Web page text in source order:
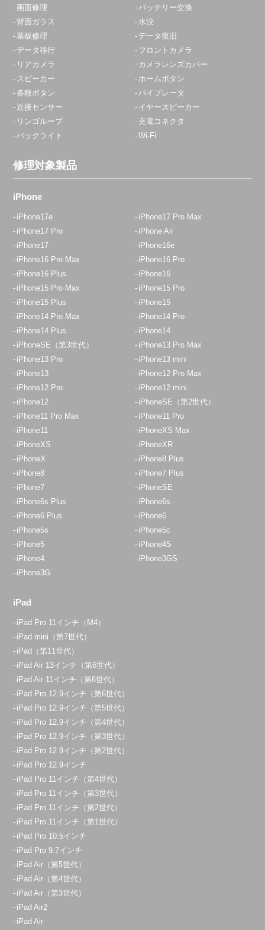
画面修理
バッテリー交換
背面ガラス
水没
基板修理
データ復旧
データ移行
フロントカメラ
リアカメラ
カメラレンズカバー
スピーカー
ホームボタン
各種ボタン
バイブレータ
近接センサー
イヤースピーカー
リンゴループ
充電コネクタ
バックライト
Wi-Fi
修理対象製品
iPhone
iPhone17e
iPhone17 Pro Max
iPhone17 Pro
iPhone Air
iPhone17
iPhone16e
iPhone16 Pro Max
iPhone16 Pro
iPhone16 Plus
iPhone16
iPhone15 Pro Max
iPhone15 Pro
iPhone15 Plus
iPhone15
iPhone14 Pro Max
iPhone14 Pro
iPhone14 Plus
iPhone14
iPhoneSE（第3世代）
iPhone13 Pro Max
iPhone13 Pro
iPhone13 mini
iPhone13
iPhone12 Pro Max
iPhone12 Pro
iPhone12 mini
iPhone12
iPhoneSE（第2世代）
iPhone11 Pro Max
iPhone11 Pro
iPhone11
iPhoneXS Max
iPhoneXS
iPhoneXR
iPhoneX
iPhone8 Plus
iPhone8
iPhone7 Plus
iPhone7
iPhoneSE
iPhone6s Plus
iPhone6s
iPhone6 Plus
iPhone6
iPhone5s
iPhone5c
iPhone5
iPhone4S
iPhone4
iPhone3GS
iPhone3G
iPad
iPad Pro 11インチ（M4）
iPad mini（第7世代）
iPad（第11世代）
iPad Air 13インチ（第6世代）
iPad Air 11インチ（第6世代）
iPad Pro 12.9インチ（第6世代）
iPad Pro 12.9インチ（第5世代）
iPad Pro 12.9インチ（第4世代）
iPad Pro 12.9インチ（第3世代）
iPad Pro 12.9インチ（第2世代）
iPad Pro 12.9インチ
iPad Pro 11インチ（第4世代）
iPad Pro 11インチ（第3世代）
iPad Pro 11インチ（第2世代）
iPad Pro 11インチ（第1世代）
iPad Pro 10.5インチ
iPad Pro 9.7インチ
iPad Air（第5世代）
iPad Air（第4世代）
iPad Air（第3世代）
iPad Air2
iPad Air